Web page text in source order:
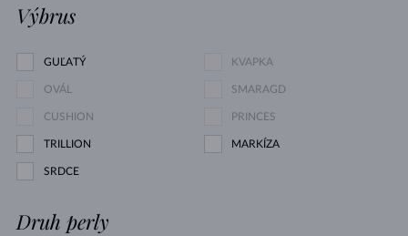
Výbrus
GUĽATÝ KVAPKA
OVÁL SMARAGD
CUSHION PRINCES
TRILLION MARKÍZA
SRDCE
Druh perly